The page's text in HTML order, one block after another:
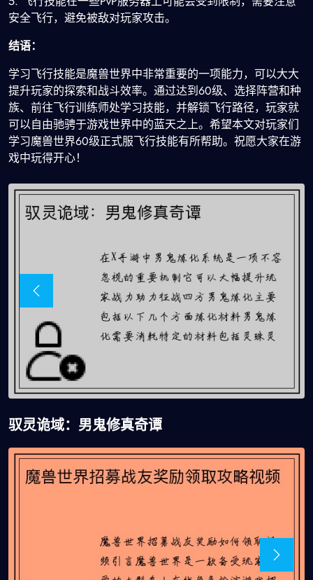
安全飞行，避免被敌对玩家攻击。
结语：
学习飞行技能是魔兽世界中非常重要的一项能力，可以大大
提升玩家的探索和战斗效率。通过达到60级、选择阵营和种
族、前往飞行训练师处学习技能，并解锁飞行路径，玩家就
可以自由驰骋于游戏世界中的蓝天之上。希望本文对玩家们
学习魔兽世界60级正式服飞行技能有所帮助。祝愿大家在游
戏中玩得开心！
驭灵诡域：男鬼修真奇谭